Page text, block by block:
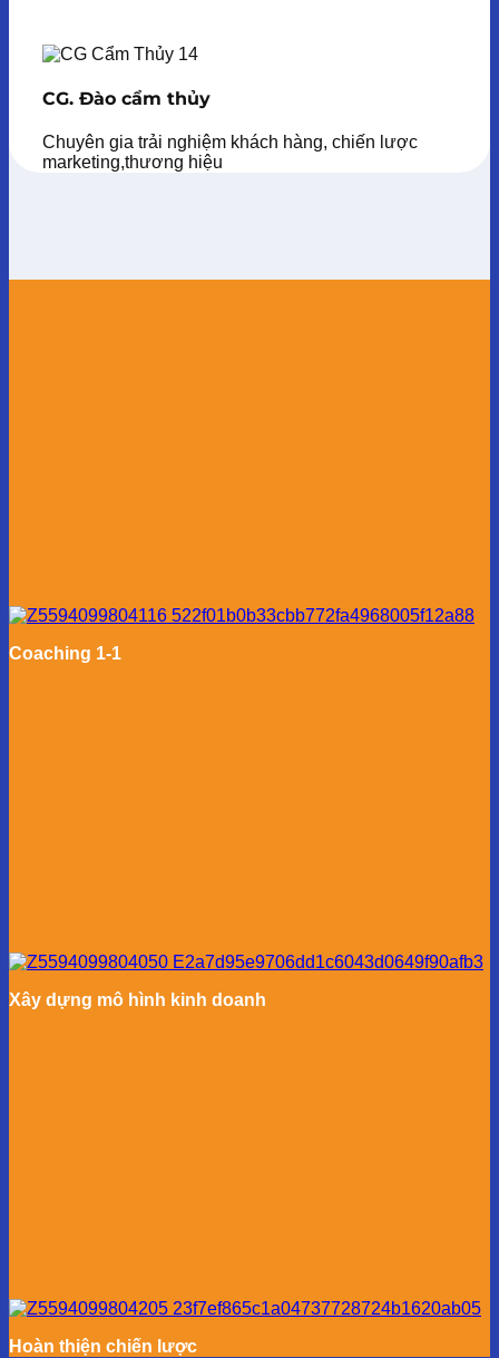
CG. Đào cẩm thủy
Chuyên gia trải nghiệm khách hàng, chiến lược
marketing,thương hiệu
Coaching 1-1
Xây dựng mô hình kinh doanh
Hoàn thiện chiến lược